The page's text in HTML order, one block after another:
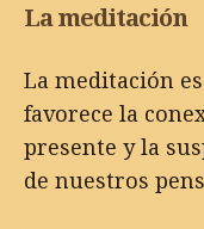
La meditación
La meditación
favorece la
presente y la
de nuestros